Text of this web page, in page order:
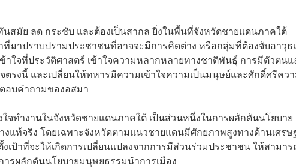
สมัย ลด กระชับ และต้องเป็นสากล ยิ่งในพื้นที่จังหวัดชายแดนภาคใต้
มาปราบปรามประชาชนที่อาจจะมีการคิดต่าง หรือกลุ่มที่ต้องจับอาวุธ
ใจที่ประวัติศาสตร์ เข้าใจความหลากหลายทางชาติพันธุ์ การมีตัวตนแ
รงนี้ และเปลี่ยนให้ทหารมีความเข้าใจความเป็นมนุษย์และศักดิ์ศรีคว
อบคำถามของอสมา
จทำงานในจังหวัดชายแดนภาคใต้ เป็นส่วนหนึ่งในการผลักดันนโยบาย
งแท้จริง โดยเฉพาะจังหวัดตามแนวชายแดนมีศักยภาพสูงทางด้านเศรษ
ป้าที่จะให้เกิดการเปลี่ยนแปลงจากการมีส่วนร่วมประชาชน ให้สามาร
รผลักดันนโยบายมนุษยธรรมนำการเมือง